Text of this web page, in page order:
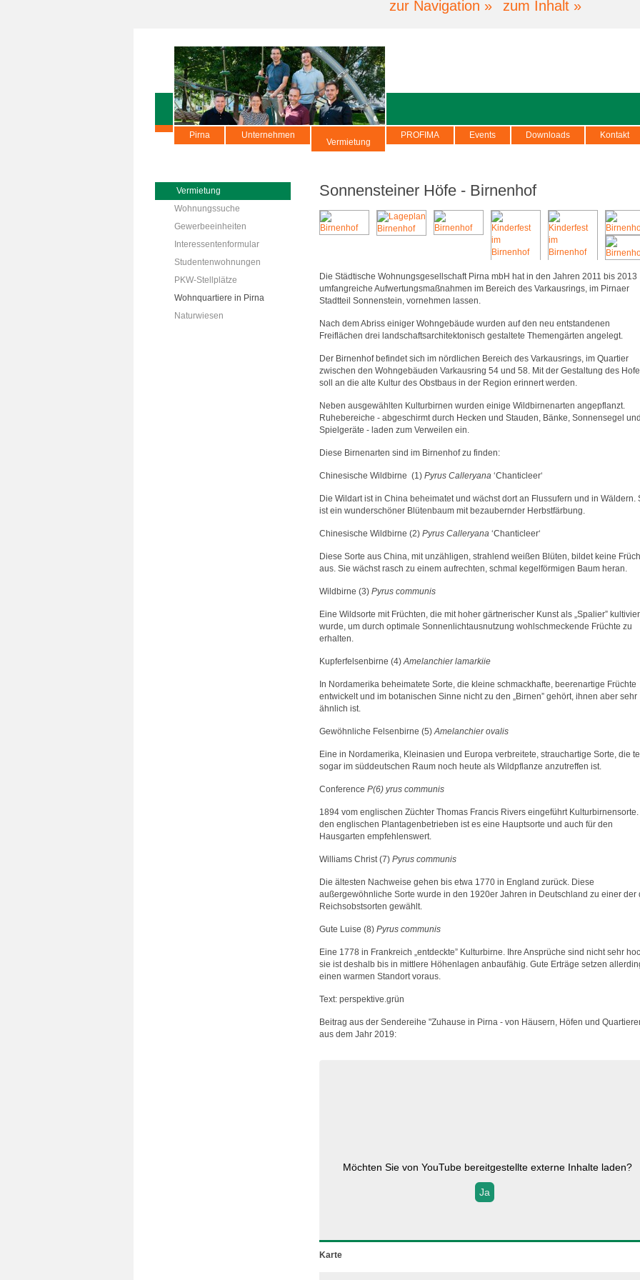
zur Navigation » zum Inhalt »
Pirna Unternehmen
Vermietung
PROFIMA Events Downloads Kontakt
Vermietung
Wohnungssuche
Gewerbeeinheiten
Interessentenformular
Studentenwohnungen
PKW-Stellplätze
Wohnquartiere in Pirna
Naturwiesen
Sonnensteiner Höfe - Birnenhof
Die Städtische Wohnungsgesellschaft Pirna mbH hat in den Jahren 2011 bis 2013
umfangreiche Aufwertungsmaßnahmen im Bereich des Varkausrings, im Pirnaer
Stadtteil Sonnenstein, vornehmen lassen.
Nach dem Abriss einiger Wohngebäude wurden auf den neu entstandenen
Freiflächen drei landschaftsarchitektonisch gestaltete Themengärten angelegt.
Der Birnenhof befindet sich im nördlichen Bereich des Varkausrings, im Quartier
zwischen den Wohngebäuden Varkausring 54 und 58. Mit der Gestaltung des
soll an die alte Kultur des Obstbaus in der Region erinnert werden.
Neben ausgewählten Kulturbirnen wurden einige Wildbirnenarten angepflanzt.
Ruhebereiche - abgeschirmt durch Hecken und Stauden, Bänke, Sonnensegel und
Spielgeräte - laden zum Verweilen ein.
Diese Birnenarten sind im Birnenhof zu finden:
Chinesische Wildbirne (1) Pyrus Calleryana ‘Chanticleer‘
Die Wildart ist in China beheimatet und wächst dort an Flussufern und in Wäldern.
ist ein wunderschöner Blütenbaum mit bezaubernder Herbstfärbung.
Chinesische Wildbirne (2) Pyrus Calleryana ‘Chanticleer‘
Diese Sorte aus China, mit unzähligen, strahlend weißen Blüten, bildet keine
aus. Sie wächst rasch zu einem aufrechten, schmal kegelförmigen Baum heran.
Wildbirne (3) Pyrus communis
Eine Wildsorte mit Früchten, die mit hoher gärtnerischer Kunst als „Spalier”
wurde, um durch optimale Sonnenlichtausnutzung wohlschmeckende Früchte zu
erhalten.
Kupferfelsenbirne (4)Amelanchier lamarkiie
In Nordamerika beheimatete Sorte, die kleine schmackhafte, beerenartige Früchte
entwickelt und im botanischen Sinne nicht zu den „Birnen” gehört, ihnen aber sehr
ähnlich ist.
Gewöhnliche Felsenbirne (5)Amelanchier ovalis
Eine in Nordamerika, Kleinasien und Europa verbreitete, strauchartige Sorte, die
sogar im süddeutschen Raum noch heute als Wildpflanze anzutreffen ist.
Conference P(6) yrus communis
1894 vom englischen Züchter Thomas Francis Rivers eingeführt Kulturbirnensorte.
den englischen Plantagenbetrieben ist es eine Hauptsorte und auch für den
Hausgarten empfehlenswert.
Williams Christ (7) Pyrus communis
Die ältesten Nachweise gehen bis etwa 1770 in England zurück. Diese
außergewöhnliche Sorte wurde in den 1920er Jahren in Deutschland zu einer der
Reichsobstsorten gewählt.
Gute Luise (8) Pyrus communis
Eine 1778 in Frankreich „entdeckte” Kulturbirne. Ihre Ansprüche sind nicht sehr
sie ist deshalb bis in mittlere Höhenlagen anbaufähig. Gute Erträge setzen
einen warmen Standort voraus.
Text: perspektive.grün
Beitrag aus der Sendereihe "Zuhause in Pirna - von Häusern, Höfen und
aus dem Jahr 2019:
Möchten Sie von YouTubebereitgestellte externe Inhalte laden?
Ja
Karte